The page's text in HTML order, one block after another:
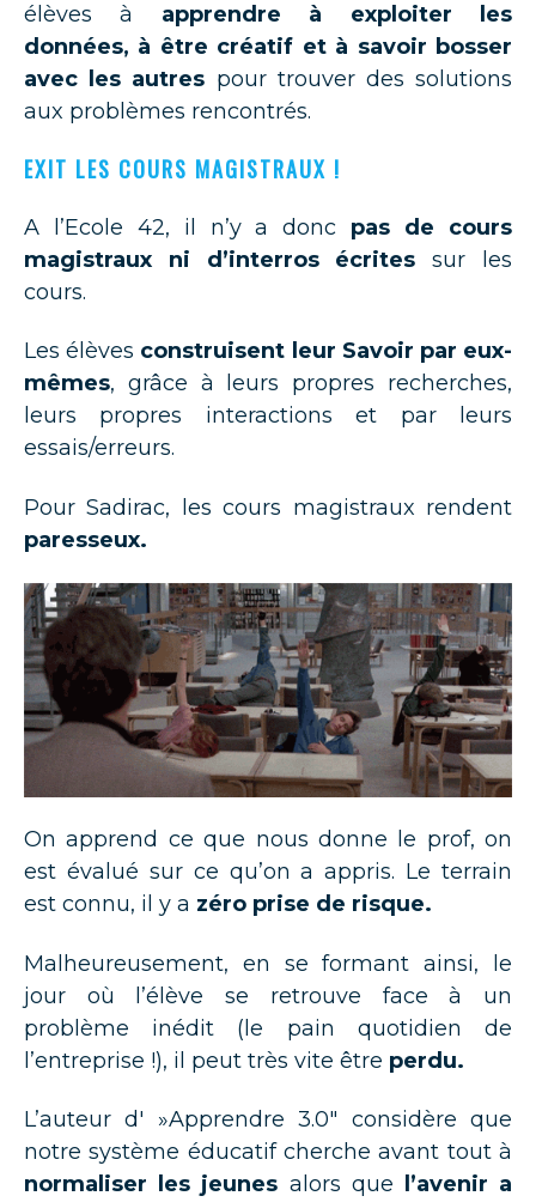
élèves à
apprendre à exploiter les
données, à être créatif et à savoir bosser
avec les autres pour trouver des solutions
aux problèmes rencontrés.
EXIT LES COURS MAGISTRAUX !
A l’Ecole 42, il n’y a donc pas de cours
magistraux ni d’interros écrites sur les
cours.
Les élèves construisent leur Savoir par eux-
mêmes, grâce à leurs propres recherches,
leurs propres interactions et par leurs
essais/erreurs.
Pour Sadirac, les cours magistraux rendent
paresseux.
On apprend ce que nous donne le prof, on
est évalué sur ce qu’on a appris. Le terrain
est connu, il y a zéro prise de risque.
Malheureusement, en se formant ainsi, le
jour où l’élève se retrouve face à un
problème inédit (le pain quotidien de
l’entreprise !), il peut très vite être perdu.
L’auteur d' »Apprendre 3.0″ considère que
notre système éducatif cherche avant tout à
normaliser les jeunes alors que l’avenir a